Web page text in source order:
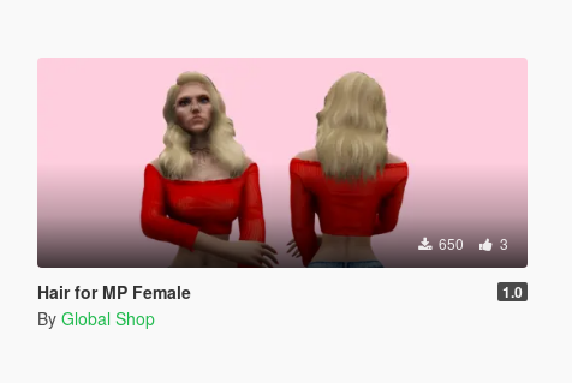
650 3
Hair for MP Female 1.0
By Global Shop